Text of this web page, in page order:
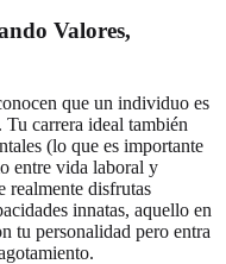
Valores,
que un individuo es
carrera ideal también
(lo que es importante
entre vida laboral y
realmente disfrutas
innatas, aquello en
tu personalidad pero entra